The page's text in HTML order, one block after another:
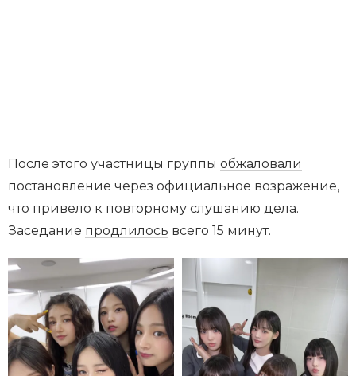
После этого участницы группы обжаловали
постановление через официальное возражение,
что привело к повторному слушанию дела.
Заседание продлилось всего 15 минут.